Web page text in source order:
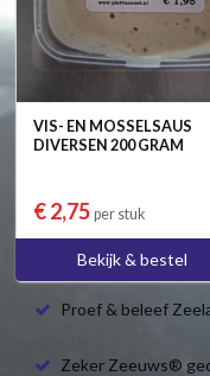
VIS- EN MOSSELSAUS
DIVERSEN 200 GRAM
€ 2,75 per stuk
Bekijk & bestel
Proef & beleef
Zeker Zeeuws®